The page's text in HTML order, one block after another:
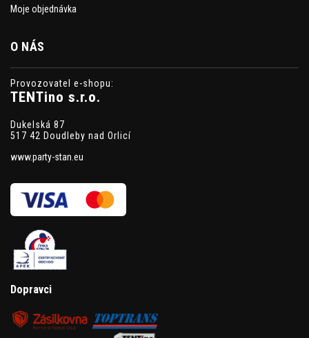
Moje objednávka
O NÁS
Provozovatel e-shopu:
TENTino s.r.o.
Dukelská 87
517 42 Doudleby nad Orlicí
www.party-stan.eu
Dopravci